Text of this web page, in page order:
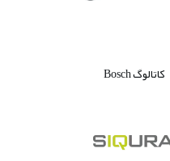
کاتالوگ Bosch